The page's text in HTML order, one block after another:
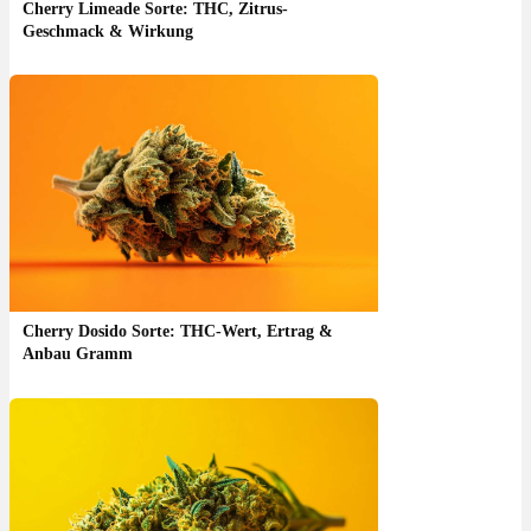
Cherry Limeade Sorte: THC, Zitrus-
Geschmack & Wirkung
Cherry Dosido Sorte: THC-Wert, Ertrag &
Anbau Gramm